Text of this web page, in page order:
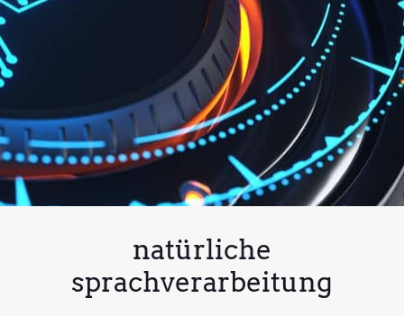
natürliche
sprachverarbeitung